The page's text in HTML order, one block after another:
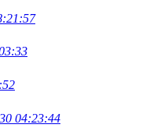
04:23:44